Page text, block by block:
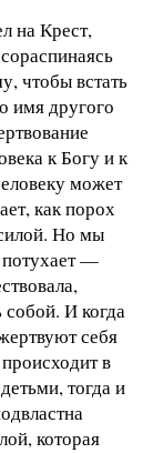
на Крест,
чтобы встать
имя другого
к Богу и к
может
как порох
Но мы
потухает —
И когда
себя
в
тогда и
которая